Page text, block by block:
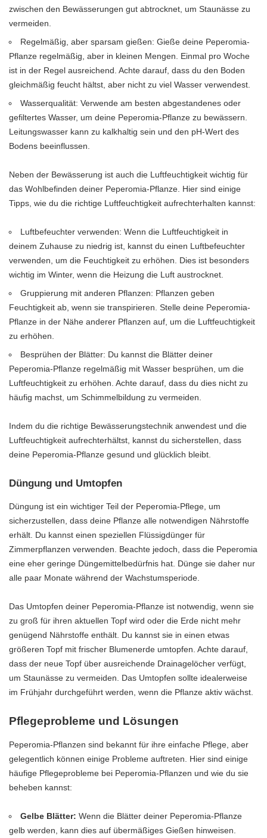
zwischen den Bewässerungen gut abtrocknet, um Staunässe zu
vermeiden.
Regelmäßig, aber sparsam gießen: Gieße deine Peperomia-
Pflanze regelmäßig, aber in kleinen Mengen. Einmal pro Woche
ist in der Regel ausreichend. Achte darauf, dass du den Boden
gleichmäßig feucht hältst, aber nicht zu viel Wasser verwendest.
Wasserqualität: Verwende am besten abgestandenes oder
gefiltertes Wasser, um deine Peperomia-Pflanze zu bewässern.
Leitungswasser kann zu kalkhaltig sein und den pH-Wert des
Bodens beeinflussen.
Neben der Bewässerung ist auch die Luftfeuchtigkeit wichtig für
das Wohlbefinden deiner Peperomia-Pflanze. Hier sind einige
Tipps, wie du die richtige Luftfeuchtigkeit aufrechterhalten kannst:
Luftbefeuchter verwenden: Wenn die Luftfeuchtigkeit in
deinem Zuhause zu niedrig ist, kannst du einen Luftbefeuchter
verwenden, um die Feuchtigkeit zu erhöhen. Dies ist besonders
wichtig im Winter, wenn die Heizung die Luft austrocknet.
Gruppierung mit anderen Pflanzen: Pflanzen geben
Feuchtigkeit ab, wenn sie transpirieren. Stelle deine Peperomia-
Pflanze in der Nähe anderer Pflanzen auf, um die Luftfeuchtigkeit
zu erhöhen.
Besprühen der Blätter: Du kannst die Blätter deiner
Peperomia-Pflanze regelmäßig mit Wasser besprühen, um die
Luftfeuchtigkeit zu erhöhen. Achte darauf, dass du dies nicht zu
häufig machst, um Schimmelbildung zu vermeiden.
Indem du die richtige Bewässerungstechnik anwendest und die
Luftfeuchtigkeit aufrechterhältst, kannst du sicherstellen, dass
deine Peperomia-Pflanze gesund und glücklich bleibt.
Düngung und Umtopfen
Düngung ist ein wichtiger Teil der Peperomia-Pflege, um
sicherzustellen, dass deine Pflanze alle notwendigen Nährstoffe
erhält. Du kannst einen speziellen Flüssigdünger für
Zimmerpflanzen verwenden. Beachte jedoch, dass die Peperomia
eine eher geringe Düngemittelbedürfnis hat. Dünge sie daher nur
alle paar Monate während der Wachstumsperiode.
Das Umtopfen deiner Peperomia-Pflanze ist notwendig, wenn sie
zu groß für ihren aktuellen Topf wird oder die Erde nicht mehr
genügend Nährstoffe enthält. Du kannst sie in einen etwas
größeren Topf mit frischer Blumenerde umtopfen. Achte darauf,
dass der neue Topf über ausreichende Drainagelöcher verfügt,
um Staunässe zu vermeiden. Das Umtopfen sollte idealerweise
im Frühjahr durchgeführt werden, wenn die Pflanze aktiv wächst.
Pflegeprobleme und Lösungen
Peperomia-Pflanzen sind bekannt für ihre einfache Pflege, aber
gelegentlich können einige Probleme auftreten. Hier sind einige
häufige Pflegeprobleme bei Peperomia-Pflanzen und wie du sie
beheben kannst:
Gelbe Blätter: Wenn die Blätter deiner Peperomia-Pflanze
gelb werden, kann dies auf übermäßiges Gießen hinweisen.